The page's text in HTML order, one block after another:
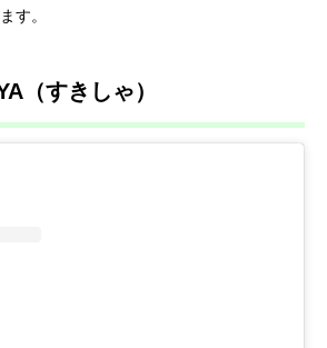
す。
（すきしゃ）